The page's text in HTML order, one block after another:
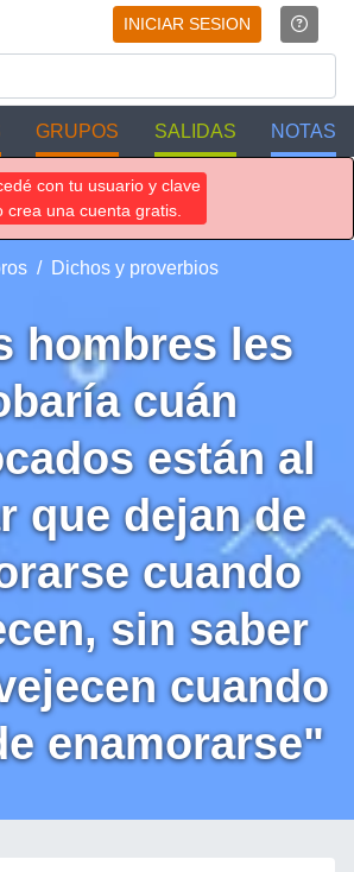
INICIAR SESION
GRUPOS SALIDAS NOTAS
con tu usuario y clave
crea una cuenta gratis.
Dichos y proverbios
hombres les
cuán
están al
que dejan de
cuando
sin saber
cuando
enamorarse"